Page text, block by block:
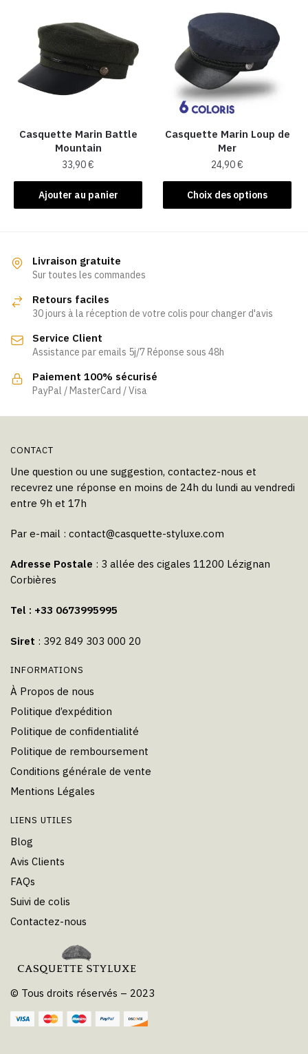
variations.
options
peuvent
être
choisies
sur
la
page
du
produit
Casquette Marin Battle
Mountain
33,90€
Ajouter au panier
Casquette Marin Loup de
Mer
24,90€
Choix des options
Ce
produit
peuvent
être
Livraison gratuite
Sur toutes les commandes
Retours faciles
30 jours à la réception de votre colis pour changer d'avis
Service Client
Assistance par emails 5j/7 Réponse sous 48h
Paiement 100% sécurisé
PayPal / MasterCard / Visa
CONTACT
Une question ou une suggestion, contactez-nous et
recevrez une réponse en moins de 24h du lundi au vendredi
entre 9h et 17h
Par e-mail : contact@casquette-styluxe.com
Adresse Postale : 3 allée des cigales 11200 Lézignan
Corbières
Tel : +33 0673995995
Siret : 392 849 303 000 20
INFORMATIONS
À Propos de nous
Politique d’expédition
Politique de confidentialité
Politique de remboursement
Conditions générale de vente
Mentions Légales
LIENS UTILES
Blog
Avis Clients
FAQs
Suivi de colis
Contactez-nous
© Tous droits réservés – 2023